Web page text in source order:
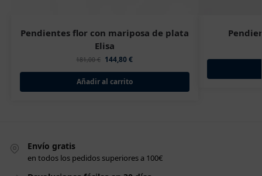
Pendientes flor con mariposa de plata
Elisa
181,00€ 144,80€
Añadir al carrito
Envío gratis
en todos los pedidos superiores a 100€